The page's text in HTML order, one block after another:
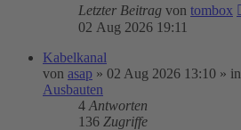
Letzter Beitrag von tombox
02 Aug 2026 19:11
Kabelkanal
von asap » 02 Aug 2026 13:10 » in
Ausbauten
4 Antworten
136 Zugriffe